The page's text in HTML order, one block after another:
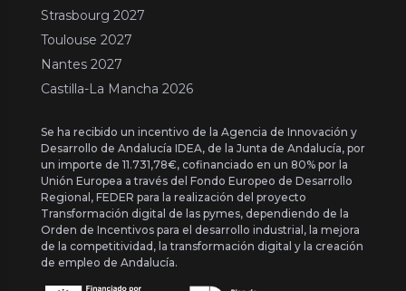
Strasbourg 2027
Toulouse 2027
Nantes 2027
Castilla-La Mancha 2026
Se ha recibido un incentivo de la Agencia de Innovación y
Desarrollo de Andalucía IDEA, de la Junta de Andalucía, por
un importe de 11.731,78€, cofinanciado en un 80% por la
Unión Europea a través del Fondo Europeo de Desarrollo
Regional, FEDER para la realización del proyecto
Transformación digital de las pymes, dependiendo de la
Orden de Incentivos para el desarrollo industrial, la mejora
de la competitividad, la transformación digital y la creación
de empleo de Andalucía.